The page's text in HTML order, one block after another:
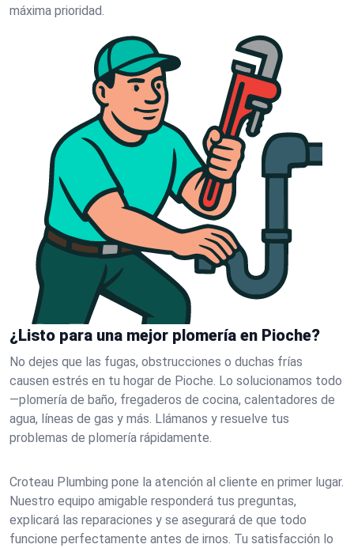
máxima prioridad.
¿Listo para una mejor plomería en Pioche?
No dejes que las fugas, obstrucciones o duchas frías
causen estrés en tu hogar de Pioche. Lo solucionamos todo
—plomería de baño, fregaderos de cocina, calentadores de
agua, líneas de gas y más. Llámanos y resuelve tus
problemas de plomería rápidamente.
Croteau Plumbing pone la atención al cliente en primer lugar.
Nuestro equipo amigable responderá tus preguntas,
explicará las reparaciones y se asegurará de que todo
funcione perfectamente antes de irnos. Tu satisfacción lo